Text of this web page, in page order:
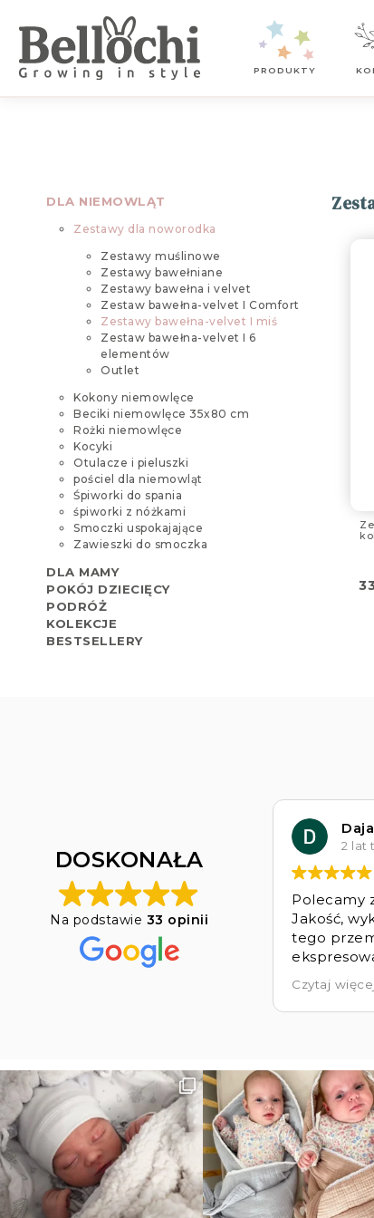
PRODUKTY
DLA NIEMOWLĄT
Zestawy dla noworodka
Zestawy muślinowe
Zestawy bawełniane
Zestawy bawełna i velvet
Zestaw bawełna-velvet I Comfort
Zestawy bawełna-velvet I miś
Zestaw bawełna-velvet I 6
elementów
Outlet
Kokony niemowlęce
Beciki niemowlęce 35x80 cm
Rożki niemowlęce
Kocyki
Otulacze i pieluszki
pościel dla niemowląt
Śpiworki do spania
śpiworki z nóżkami
Smoczki uspokajające
Zawieszki do smoczka
DLA MAMY
POKÓJ DZIECIĘCY
PODRÓŻ
KOLEKCJE
BESTSELLERY
DOSKONAŁA
Na podstawie 33 opinii
2 lat
Polecamy
Jakość,
tego
Jesteśmy
Czytaj